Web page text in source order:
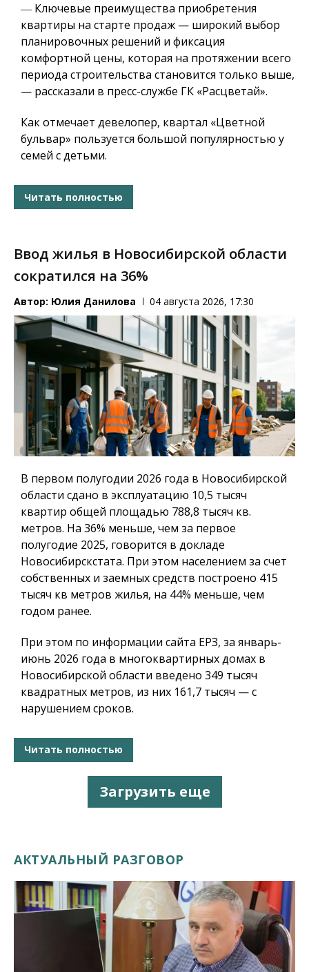
― Ключевые преимущества приобретения
квартиры на старте продаж — широкий выбор
планировочных решений и фиксация
комфортной цены, которая на протяжении всего
периода строительства становится только выше,
— рассказали в пресс-службе ГК «Расцветай».
Как отмечает девелопер, квартал «Цветной
бульвар» пользуется большой популярностью у
семей с детьми.
Читать полностью
Ввод жилья в Новосибирской области
сократился на 36%
Автор: Юлия Данилова 04 августа 2026, 17:30
В первом полугодии 2026 года в Новосибирской
области сдано в эксплуатацию 10,5 тысяч
квартир общей площадью 788,8 тысяч кв.
метров. На 36% меньше, чем за первое
полугодие 2025, говорится в докладе
Новосибирскстата. При этом населением за счет
собственных и заемных средств построено 415
тысяч кв метров жилья, на 44% меньше, чем
годом ранее.
При этом по информации сайта ЕРЗ, за январь-
июнь 2026 года в многоквартирных домах в
Новосибирской области введено 349 тысяч
квадратных метров, из них 161,7 тысяч — с
нарушением сроков.
Читать полностью
Загрузить еще
АКТУАЛЬНЫЙ РАЗГОВОР